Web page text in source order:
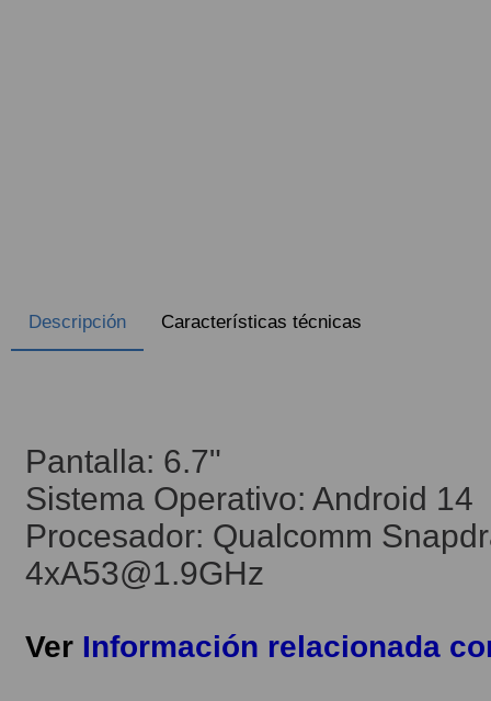
Descripción Características técnicas
Pantalla: 6.7"
Sistema Operativo: Android 14
Procesador: Qualcomm
4xA53@1.9GHz
Ver Información relacionada